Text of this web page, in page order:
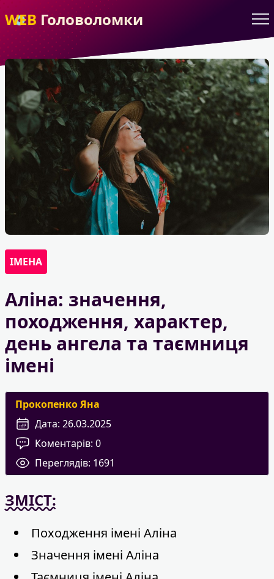
WEBГоловоломки
ІМЕНА
Аліна: значення,
походження, характер,
день ангела та таємниця
імені
Прокопенко Яна
Дата: 26.03.2025
Коментарів: 0
Переглядів: 1691
ЗМІСТ:
Походження імені Аліна
Значення імені Аліна